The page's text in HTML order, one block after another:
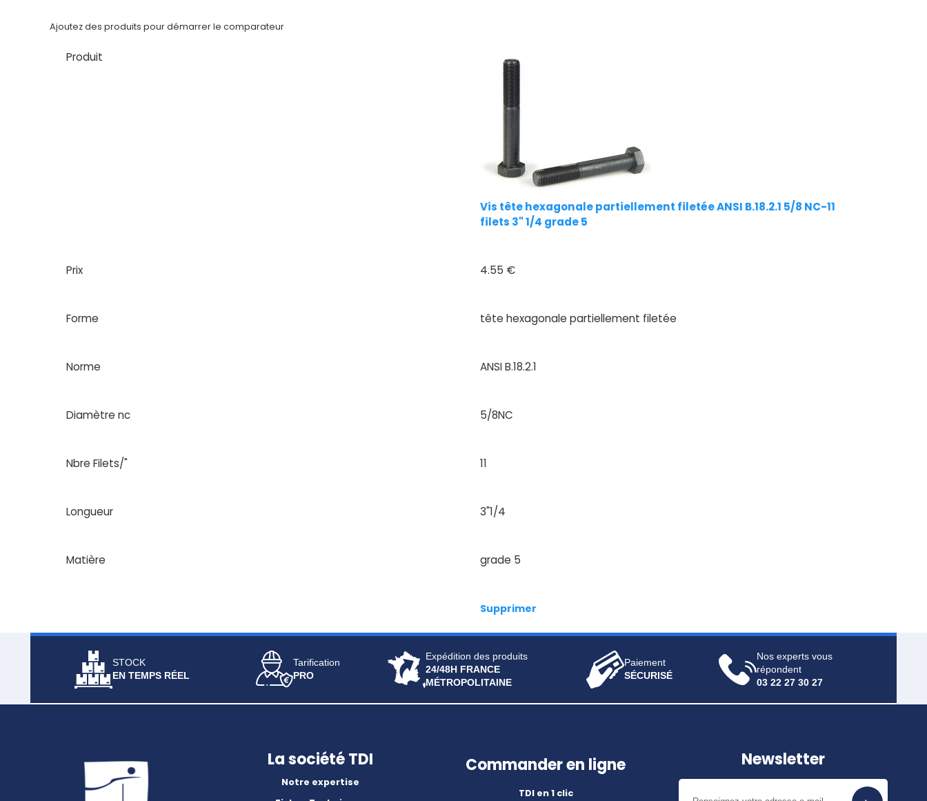
panier
Ajoutez des produits pour démarrer le comparateur
Produit
Vis tête hexagonale partiellement filetée ANSI B.18.2.1 5/8 NC-11
filets 3" 1/4 grade 5
Prix 4.55 €
Forme tête hexagonale partiellement filetée
Norme ANSI B.18.2.1
Diamètre nc 5/8NC
Nbre Filets/" 11
Longueur 3"1/4
Matière grade 5
Supprimer
STOCK
EN TEMPS RÉEL
Tarification
PRO
Expédition des produits
24/48H FRANCE
MÉTROPOLITAINE
Paiement
SÉCURISÉ
Nos experts vous
répondent
03 22 27 30 27
La société TDI
Notre expertise
Commander en ligne
TDI en 1 clic
Newsletter